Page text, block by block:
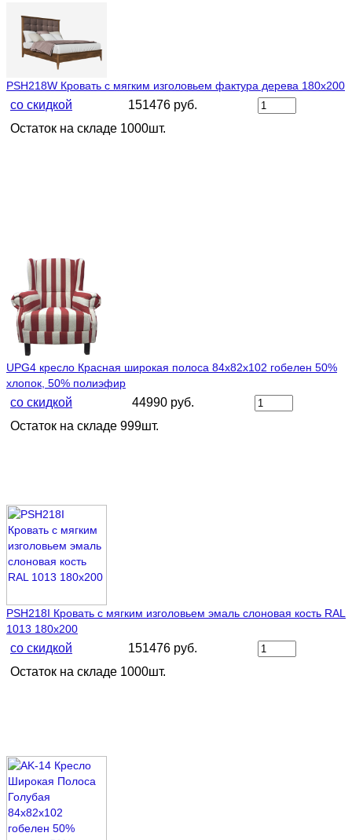
PSH218W Кровать с мягким изголовьем фактура дерева 180х200
со скидкой
151476 руб.
Остаток на складе 1000шт.
UPG4 кресло Красная широкая полоса 84х82х102 гобелен 50%
хлопок, 50% полиэфир
со скидкой
44990 руб.
Остаток на складе 999шт.
PSH218I Кровать с мягким изголовьем эмаль слоновая кость RAL
1013 180х200
со скидкой
151476 руб.
Остаток на складе 1000шт.